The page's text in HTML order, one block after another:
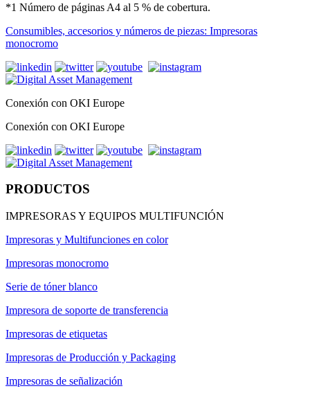
*1 Número de páginas A4 al 5 % de cobertura.
Consumibles, accesorios y números de piezas: Impresoras
monocromo
Conexión con OKI Europe
Conexión con OKI Europe
PRODUCTOS
IMPRESORAS Y EQUIPOS MULTIFUNCIÓN
Impresoras y Multifunciones en color
Impresoras monocromo
Serie de tóner blanco
Impresora de soporte de transferencia
Impresoras de etiquetas
Impresoras de Producción y Packaging
Impresoras de señalización